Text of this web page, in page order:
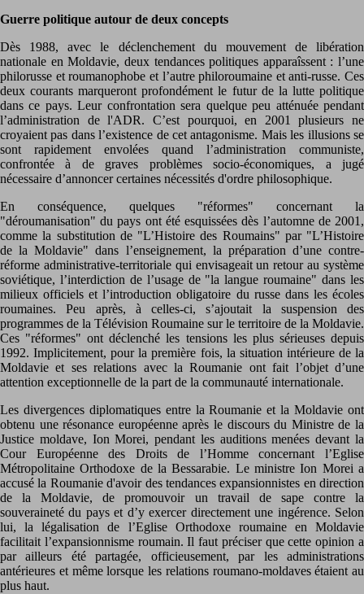
Guerre politique autour de deux concepts
Dès 1988, avec le déclenchement du mouvement de libération
nationale en Moldavie, deux tendances politiques apparaîssent : l’une
philorusse et roumanophobe et l’autre philoroumaine et anti-russe. Ces
deux courants marqueront profondément le futur de la lutte politique
dans ce pays. Leur confrontation sera quelque peu atténuée pendant
l’administration de l'ADR. C’est pourquoi, en 2001 plusieurs ne
croyaient pas dans l’existence de cet antagonisme. Mais les illusions se
sont rapidement envolées quand l’administration communiste,
confrontée à de graves problèmes socio-économiques, a jugé
nécessaire d’annoncer certaines nécessités d'ordre philosophique.
En conséquence, quelques "réformes" concernant la
"déroumanisation" du pays ont été esquissées dès l’automne de 2001,
comme la substitution de "L’Histoire des Roumains" par "L’Histoire
de la Moldavie" dans l’enseignement, la préparation d’une contre-
réforme administrative-territoriale qui envisageait un retour au système
soviétique, l’interdiction de l’usage de "la langue roumaine" dans les
milieux officiels et l’introduction obligatoire du russe dans les écoles
roumaines. Peu après, à celles-ci, s’ajoutait la suspension des
programmes de la Télévision Roumaine sur le territoire de la Moldavie.
Ces "réformes" ont déclenché les tensions les plus sérieuses depuis
1992. Implicitement, pour la première fois, la situation intérieure de la
Moldavie et ses relations avec la Roumanie ont fait l’objet d’une
attention exceptionnelle de la part de la communauté internationale.
Les divergences diplomatiques entre la Roumanie et la Moldavie ont
obtenu une résonance européenne après le discours du Ministre de la
Justice moldave, Ion Morei, pendant les auditions menées devant la
Cour Européenne des Droits de l’Homme concernant l’Eglise
Métropolitaine Orthodoxe de la Bessarabie. Le ministre Ion Morei a
accusé la Roumanie d'avoir des tendances expansionnistes en direction
de la Moldavie, de promouvoir un travail de sape contre la
souveraineté du pays et d’y exercer directement une ingérence. Selon
lui, la légalisation de l’Eglise Orthodoxe roumaine en Moldavie
facilitait l’expansionnisme roumain. Il faut préciser que cette opinion a
par ailleurs été partagée, officieusement, par les administrations
antérieures et même lorsque les relations roumano-moldaves étaient au
plus haut.